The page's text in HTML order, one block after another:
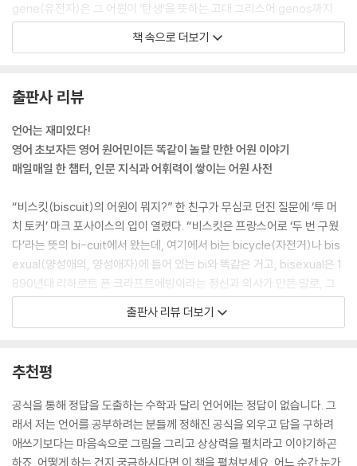
돈에 쪼들리다 Strapped for Cash
사슴 가죽 Fast Bucks and Dead Ones
사슴의 종착점 The Buck Stops Here
퀴즈
주요 참고 문헌
들어가는 글
수지맞은 도박업자 A Turn-up for the Books
신사와 수소 Hydrogentlemanly
성서 속의 고환 The Old and New Testicle
샅보대와 대괄호 Parenthetical Codpieces
성스러운 팬티 Suffering for My Underwear
‘pan’은 모든 곳에 Pans
밀턴의 장황함 38 ?Miltonic Meanders
슬그머니 뜻이 바뀐 단어들 Bloody Typical Semantic Shifts
활쏘기와 고양이 Bows and Arrows and Cats
흑과 백 Black and White
궁지에 몰린 왕 Hat Cheque Point Charlie
섹스와 빵 Sex and Bread
사라진 방귀 Concealed Farts
gene(유전자)은 그 어원이 ‘탄생’을 뜻하는 고대 그리스어 genos까지
거슬러 올라갑니다. generation(발생), regeneration(재생), degene
ration(퇴보) 등의 단어에도 같은 어근이 들어 있습니다. genos와 라틴
난’, 다시 말해 ‘좋은 집안에서 태어난’이었습니다.
--- p.21
sky는 바이킹들의 ‘구름’이라는 말에서 유래했습니다. 하지만 영국에서는
바뀌어버렸지요.
--- p.43
한 예로, mating(짝짓기)은 원래 ‘meat를 나눠 먹는 것’이었습니다(me
at는 옛날에 고기뿐만이 아니라 모든 종류의 음식을 뜻했습니다). 그런가
하면 companion(벗)도 ‘빵을 나눠 먹는 사람’입니다(라틴어로 ‘빵’이 pa
여기서 ‘직물’ 또는 ‘짜임새’를 뜻하는 라틴어 textus가 text(글), textur
의 비유는 낯설지 않습니다. ‘이야기를 짜낸다(weave a story)’라고 하
고, 이야기를 재미있게 꾸민다는 뜻으로 ‘이야기를 수놓는다(embroider
a story)’라고 하고 ‘이야기의 가닥(thread of a story)’이라고 하면 하
책 속으로 더보기
출판사 리뷰
언어는 재미있다!
영어 초보자든 영어 원어민이든 똑같이 놀랄 만한 어원 이야기
매일매일 한 챕터, 인문 지식과 어휘력이 쌓이는 어원 사전
“비스킷(biscuit)의 어원이 뭐지?” 한 친구가 무심코 던진 질문에 ‘투 머
치 토커’ 마크 포사이스의 입이 열렸다. “비스킷은 프랑스어로 ‘두 번 구웠
다’라는 뜻의 bi-cuit에서 왔는데, 여기에서 bi는 bicycle(자전거)나 bis
exual(양성애의, 양성애자)에 들어 있는 bi와 똑같은 거고, bisexual은 1
890년대 리하르트 폰 크라프트에빙이라는 정신과 의사가 만든 말로, 그
는 masochism(성적피학증)이라는 말까지…” 얼마나 시간이 흘렀을까,
친구는 저자 마크 포사이스가 Philip이라는 이름과 hippopotamus(하
작가이자 언론인, 교정인, 시시콜콜 따지기 전문가 마크 포사이스가 어원
의 세계로 우리를 이끈다. 그는 이 책으로 영국 베스트셀러 작가가 되었고,
어원에 대한 책은 시리즈로 출간되고 있다. 그는 우리 곁에 있는 일상 속 단
어들의 기원을 바라본다. 영어 초보자든, 영어가 모국어인 사람이든 마크
출판사 리뷰 더보기
추천평
공식을 통해 정답을 도출하는 수학과 달리 언어에는 정답이 없습니다. 그
래서 저는 언어를 공부하려는 분들께 정해진 공식을 외우고 답을 구하려
애쓰기보다는 마음속으로 그림을 그리고 상상력을 펼치라고 이야기하곤
하죠. 어떻게 하는 건지 궁금하시다면 이 책을 펼쳐보세요. 어느 순간 눈가